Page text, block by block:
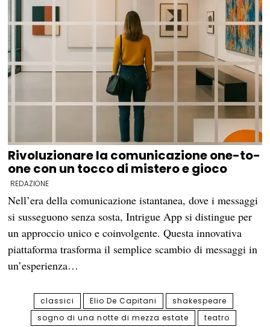
Rivoluzionare la comunicazione one-to-
one con un tocco di mistero e gioco
REDAZIONE
Nell’era della comunicazione istantanea, dove i messaggi
si susseguono senza sosta, Intrigue App si distingue per
un approccio unico e coinvolgente. Questa innovativa
piattaforma trasforma il semplice scambio di messaggi in
un’esperienza…
classici Elio De Capitani
shakespeare
sogno di una notte di mezza estate
teatro